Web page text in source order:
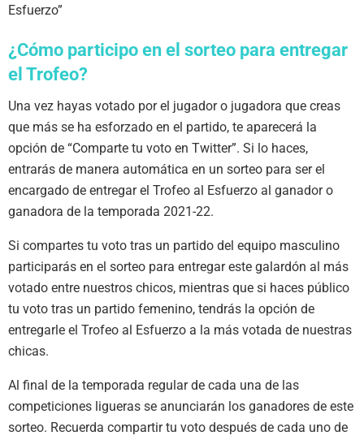
Esfuerzo”
¿Cómo participo en el sorteo para entregar
el Trofeo?
Una vez hayas votado por el jugador o jugadora que creas
que más se ha esforzado en el partido, te aparecerá la
opción de “Comparte tu voto en Twitter”. Si lo haces,
entrarás de manera automática en un sorteo para ser el
encargado de entregar el Trofeo al Esfuerzo al ganador o
ganadora de la temporada 2021-22.
Si compartes tu voto tras un partido del equipo masculino
participarás en el sorteo para entregar este galardón al más
votado entre nuestros chicos, mientras que si haces público
tu voto tras un partido femenino, tendrás la opción de
entregarle el Trofeo al Esfuerzo a la más votada de nuestras
chicas.
Al final de la temporada regular de cada una de las
competiciones ligueras se anunciarán los ganadores de este
sorteo. Recuerda compartir tu voto después de cada uno de